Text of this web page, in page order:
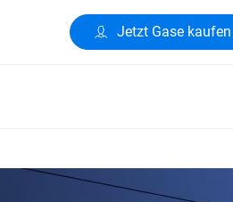
Jetzt Gase kaufen